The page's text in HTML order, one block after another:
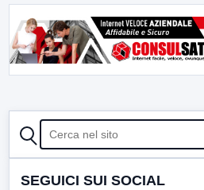
CERCA
SEGUICI SUI SOCIAL